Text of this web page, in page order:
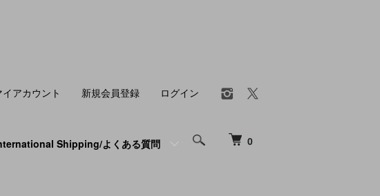
0
Shipping/よくある質問
イアカウント 新規会員登録 ログイン